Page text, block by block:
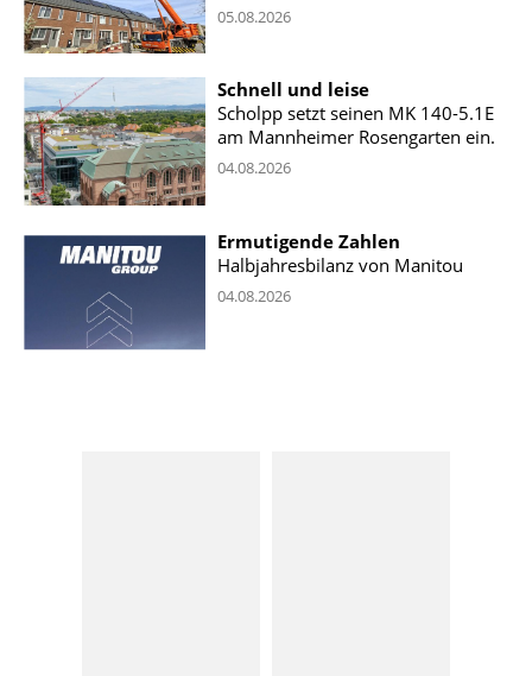
05.08.2026
Schnell und leise
Scholpp setzt seinen MK 140-5.1E
am Mannheimer Rosengarten ein.
04.08.2026
Ermutigende Zahlen
Halbjahresbilanz von Manitou
04.08.2026